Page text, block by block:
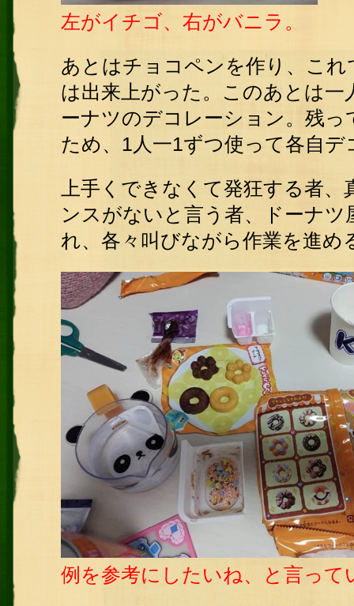
左がイチゴ、右がバニラ。
あとはチョコペンを作り、こ
は出来上がった。このあとは
ーナツのデコレーション。残
ため、1人一1ずつ使って各自
上手くできなくて発狂する者
ンスがないと言う者、ドーナ
れ、各々叫びながら作業を進め
例を参考にしたいね、と言っ